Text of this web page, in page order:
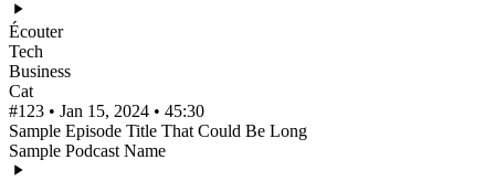
Écouter
Tech
Business
Cat
#123 • Jan 15, 2024 • 45:30
Sample Episode Title That Could Be Long
Sample Podcast Name